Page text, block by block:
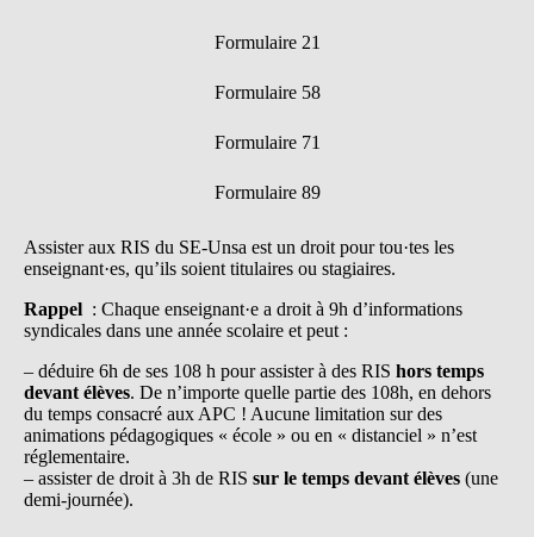
Formulaire 21
Formulaire 58
Formulaire 71
Formulaire 89
Assister aux RIS du SE-Unsa est un droit pour tou·tes les
enseignant·es, qu’ils soient titulaires ou stagiaires.
Rappel : Chaque enseignant·e a droit à 9h d’informations
syndicales dans une année scolaire et peut :
– déduire 6h de ses 108 h pour assister à des RIS hors temps
devant élèves. De n’importe quelle partie des 108h, en dehors
du temps consacré aux APC ! Aucune limitation sur des
animations pédagogiques « école » ou en « distanciel » n’est
réglementaire.
– assister de droit à 3h de RIS sur le temps devant élèves (une
demi-journée).